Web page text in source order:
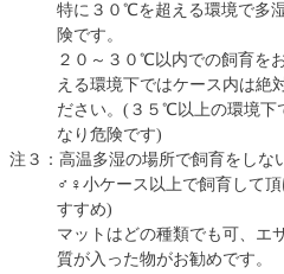
特に３０℃を超える環境で多
険です。
２０～３０℃以内での飼育を
える環境下ではケース内は絶
ださい。(３５℃以上の環境下
なり危険です)
注３：高温多湿の場所で飼育をしな
♂♀小ケース以上で飼育して
すすめ)
マットはどの種類でも可、エ
質が入った物がお勧めです。